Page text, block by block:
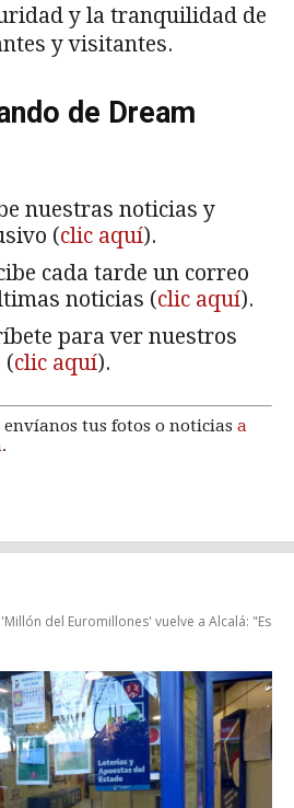
y la tranquilidad de
y visitantes.
de Dream
nuestras noticias y
(clic aquí).
cada tarde un correo
noticias (clic aquí).
para ver nuestros
(clic aquí).
envíanos tus fotos o noticias a
.